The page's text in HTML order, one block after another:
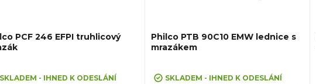
PCF 246 EFPI truhlicový
SKLADEM - IHNED K ODESLÁNÍ
Philco PTB 90C10 EMW lednice s
mrazákem
hodnocení
SKLADEM - IHNED K ODESLÁNÍ